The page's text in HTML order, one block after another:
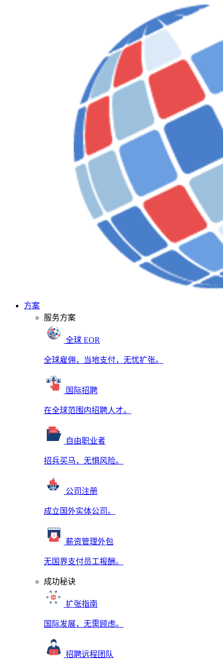
方案
服务方案
全球 EOR
全球雇佣，当地支付，无忧扩张。
国际招聘
在全球范围内招聘人才。
自由职业者
招兵买马，无惧风险。
公司注册
成立国外实体公司。
薪资管理外包
无国界支付员工报酬。
成功秘诀
扩张指南
国际发展，无需顾虑。
招聘远程团队